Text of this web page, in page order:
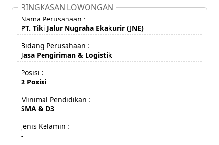
RINGKASAN LOWONGAN
Nama Perusahaan :
PT. Tiki Jalur Nugraha Ekakurir (JNE)
Bidang Perusahaan :
Jasa Pengiriman & Logistik
Posisi :
2 Posisi
Minimal Pendidikan :
SMA & D3
Jenis Kelamin :
-